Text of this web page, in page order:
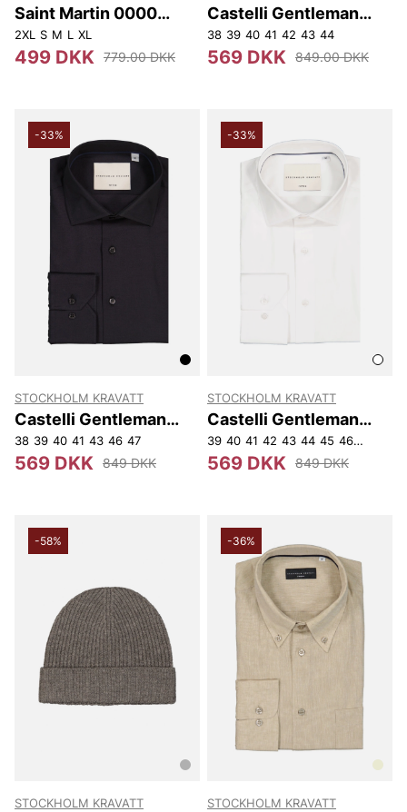
Saint Martin 0000
Skjorta
2XL S M L XL
499 DKK 779.00 DKK
Castelli Gentleman
Slim Fit
38 39 40 41 42 43 44
569 DKK 849.00 DKK
-33%
STOCKHOLM KRAVATT
Castelli Gentleman
Reg
38 39 40 41 43 46 47
569 DKK 849 DKK
-33%
STOCKHOLM KRAVATT
Castelli Gentleman
Reg
39 40 41 42 43 44 45 46 47
569 DKK 849 DKK
-58%
STOCKHOLM KRAVATT
-36%
STOCKHOLM KRAVATT